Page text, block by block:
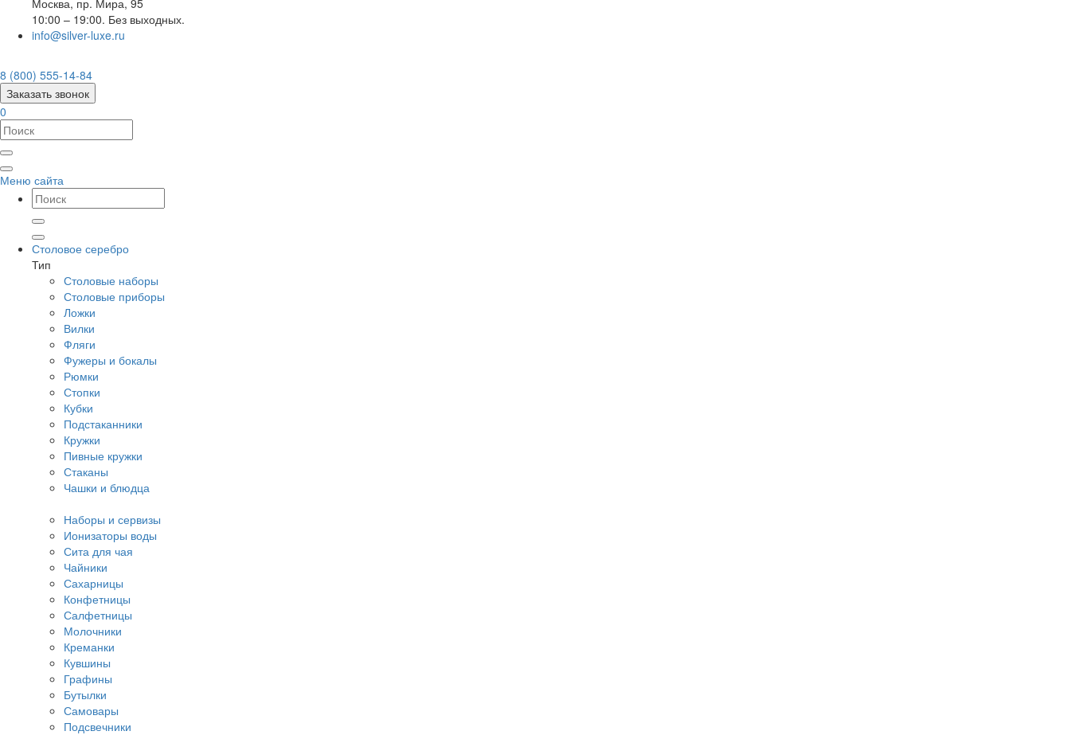
Москва, пр. Мира, 95
10:00 – 19:00. Без выходных.
info@silver-luxe.ru
8 (800) 555-14-84
Заказать звонок
0
Меню сайта
Столовое серебро
Тип
Столовые наборы
Столовые приборы
Ложки
Вилки
Фляги
Фужеры и бокалы
Рюмки
Стопки
Кубки
Подстаканники
Кружки
Пивные кружки
Стаканы
Чашки и блюдца
Наборы и сервизы
Ионизаторы воды
Сита для чая
Чайники
Сахарницы
Конфетницы
Салфетницы
Молочники
Креманки
Кувшины
Графины
Бутылки
Самовары
Подсвечники